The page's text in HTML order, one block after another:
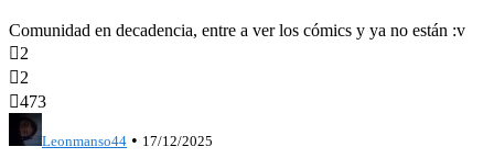
Comunidad en decadencia, entre a ver los cómics y ya no están :v
2
2
473
Leonmanso44 • 17/12/2025